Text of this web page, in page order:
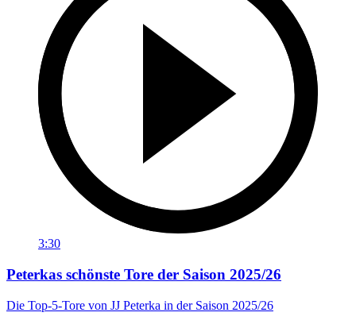
3:30
Peterkas schönste Tore der Saison 2025/26
Die Top-5-Tore von JJ Peterka in der Saison 2025/26